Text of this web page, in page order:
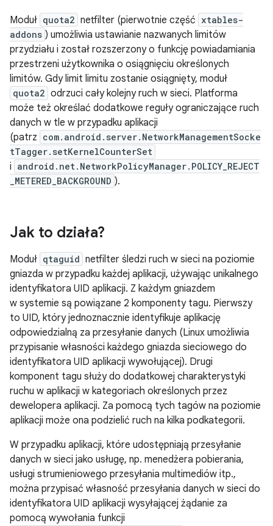
Moduł quota2 netfilter (pierwotnie część xtables-
addons ) umożliwia ustawianie nazwanych limitów
przydziału i został rozszerzony o funkcję powiadamiania
przestrzeni użytkownika o osiągnięciu określonych
limitów. Gdy limit limitu zostanie osiągnięty, moduł
quota2 odrzuci cały kolejny ruch w sieci. Platforma
może też określać dodatkowe reguły ograniczające ruch
danych w tle w przypadku aplikacji
(patrz com.android.server.NetworkManagementSocke
tTagger.setKernelCounterSet
i android.net.NetworkPolicyManager.POLICY_REJECT
_METERED_BACKGROUND ).
Jak to działa?
Moduł qtaguid netfilter śledzi ruch w sieci na poziomie
gniazda w przypadku każdej aplikacji, używając unikalnego
identyfikatora UID aplikacji. Z każdym gniazdem
w systemie są powiązane 2 komponenty tagu. Pierwszy
to UID, który jednoznacznie identyfikuje aplikację
odpowiedzialną za przesyłanie danych (Linux umożliwia
przypisanie własności każdego gniazda sieciowego do
identyfikatora UID aplikacji wywołującej). Drugi
komponent tagu służy do dodatkowej charakterystyki
ruchu w aplikacji w kategoriach określonych przez
dewelopera aplikacji. Za pomocą tych tagów na poziomie
aplikacji może ona podzielić ruch na kilka podkategorii.
W przypadku aplikacji, które udostępniają przesyłanie
danych w sieci jako usługę, np. menedżera pobierania,
usługi strumieniowego przesyłania multimediów itp.,
można przypisać własność przesyłania danych w sieci do
identyfikatora UID aplikacji wysyłającej żądanie za
pomocą wywołania funkcji